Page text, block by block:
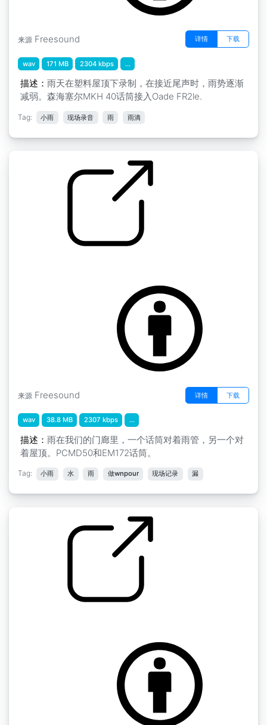
来源 Freesound 详情 下载
wav 171 MB 2304 kbps ...
描述： 雨天在塑料屋顶下录制，在接近尾声时，雨势逐渐
减弱。森海塞尔MKH 40话筒接入Oade FR2le.
Tag: 小雨 现场录音 雨 雨滴
来源 Freesound 详情 下载
wav 38.8 MB 2307 kbps ...
描述： 雨在我们的门廊里，一个话筒对着雨管，另一个对
着屋顶。PCMD50和EM172话筒。
Tag: 小雨 水 雨 做wnpour 现场记录 漏